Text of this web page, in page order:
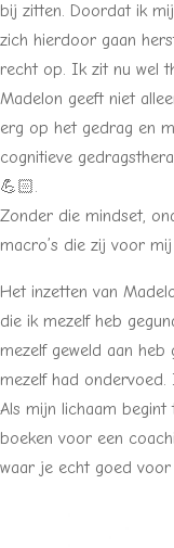
bij zitten. Doordat ik
zich hierdoor gaan
recht op. Ik zit nu wel
Madelon geeft niet
erg op het gedrag en
cognitieve
💪🏻.
Zonder die mindset,
macro’s die zij voor
Het inzetten van
die ik mezelf heb
mezelf geweld aan
mezelf had ondervoed.
Als mijn lichaam
boeken voor een
waar je echt goed